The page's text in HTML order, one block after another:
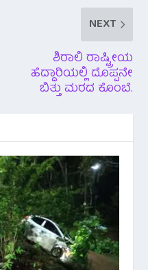
NEXT
ಶಿರಾಲಿ ರಾಷ್ಟ್ರೀಯ
ಹೆದ್ದಾರಿಯಲ್ಲಿ ದೊಪ್ಪನೇ
ಬಿತ್ತು ಮರದ ಕೊಂಬೆ.